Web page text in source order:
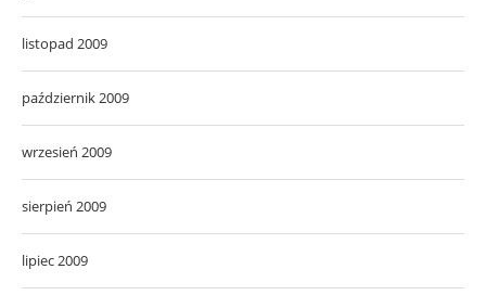
listopad 2009
październik 2009
wrzesień 2009
sierpień 2009
lipiec 2009